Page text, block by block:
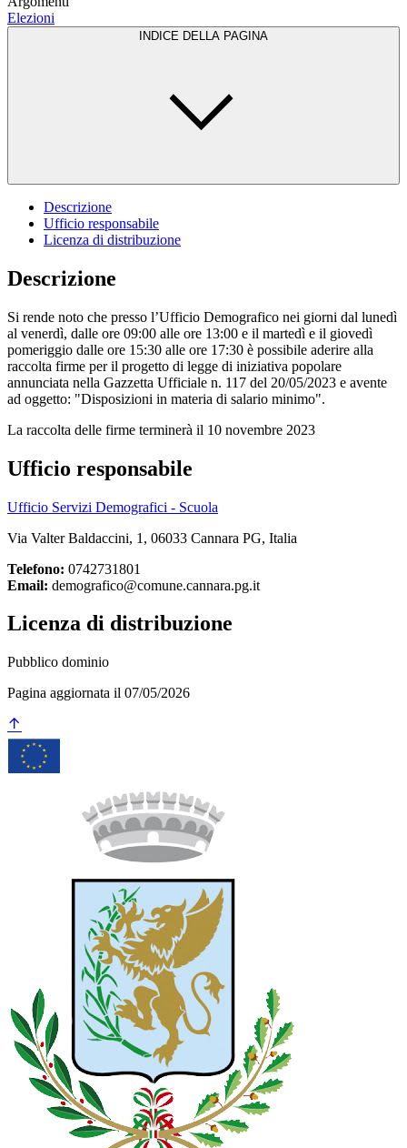
Elezioni
INDICE DELLA PAGINA
Descrizione
Ufficio responsabile
Licenza di distribuzione
Descrizione
Si rende noto che presso l’Ufficio Demografico nei giorni dal lunedì
al venerdì, dalle ore 09:00 alle ore 13:00 e il martedì e il giovedì
pomeriggio dalle ore 15:30 alle ore 17:30 è possibile aderire alla
raccolta firme per il progetto di legge di iniziativa popolare
annunciata nella Gazzetta Ufficiale n. 117 del 20/05/2023 e avente
ad oggetto: "Disposizioni in materia di salario minimo".
La raccolta delle firme terminerà il 10 novembre 2023
Ufficio responsabile
Ufficio Servizi Demografici - Scuola
Via Valter Baldaccini, 1, 06033 Cannara PG, Italia
Telefono: 0742731801
Email: demografico@comune.cannara.pg.it
Licenza di distribuzione
Pubblico dominio
Pagina aggiornata il 07/05/2026